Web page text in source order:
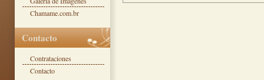
Chamame.com.br
Contacto
Contrataciones
Contacto